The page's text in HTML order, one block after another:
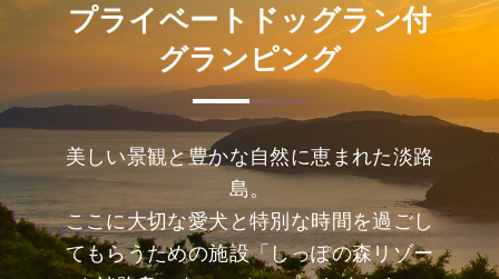
プライベートドッグラン付
グランピング
美しい景観と豊かな自然に恵まれた淡路
島。
ここに大切な愛犬と特別な時間を過ごし
てもらうための施設「しっぽの森リゾー